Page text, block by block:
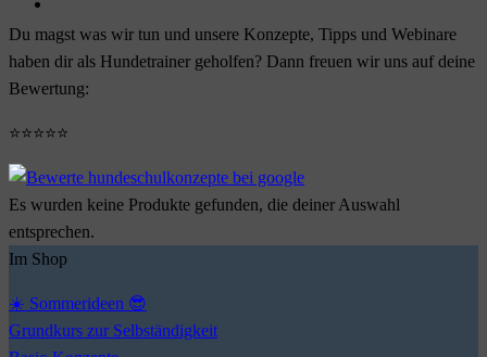
Du magst was wir tun und unsere Konzepte, Tipps und Webinare
haben dir als Hundetrainer geholfen? Dann freuen wir uns auf deine
Bewertung:
⭐⭐⭐⭐⭐
Es wurden keine Produkte gefunden, die deiner Auswahl
entsprechen.
Im Shop
☀️ Sommerideen 😎
Grundkurs zur Selbständigkeit